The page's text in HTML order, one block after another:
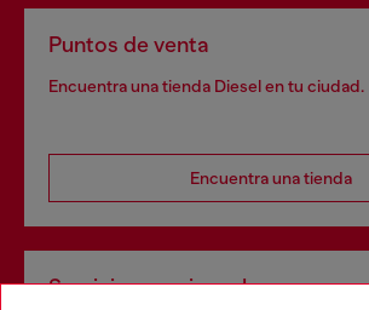
Puntos de venta
Encuentra una tienda Diesel en tu ciudad.
Encuentra una tienda
Servicios omnicanal